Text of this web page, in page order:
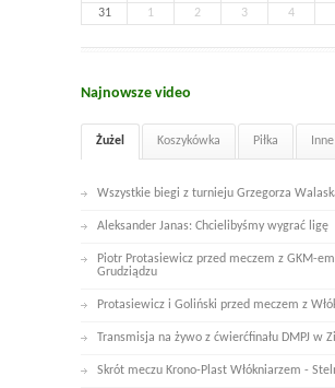
31
1 2 3 4
Najnowsze video
Żużel Koszykówka Piłka Inne
Wszystkie biegi z turnieju Grzegorza
Aleksander Janas: Chcielibyśmy wygrać ligę
Piotr Protasiewicz przed meczem z GKM-
Grudziądzu
Protasiewicz i Goliński przed meczem z
Transmisja na żywo z ćwierćfinału DMPJ w
Skrót meczu Krono-Plast Włókniarzem -